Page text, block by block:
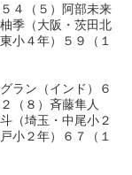
４（５）阿部未来
季（大阪・茨田北
小４年）５９（１
ラン（インド）６
（８）斉藤隼人
（埼玉・中尾小２
小２年）６７（１